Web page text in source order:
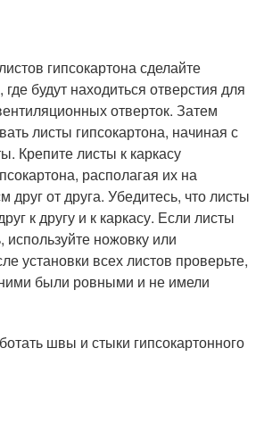
гипсокартона сделайте
где будут находиться отверстия для
отверток. Затем
листы гипсокартона, начиная с
Крепите листы к каркасу
располагая их на
друг от друга. Убедитесь, что листы
к другу и к каркасу. Если листы
используйте ножовку или
установки всех листов проверьте,
были ровными и не имели
швы и стыки гипсокартонного